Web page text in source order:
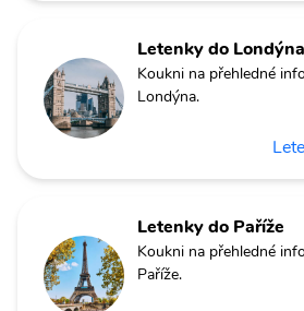
Letenky do Londýna
Koukni na přehledné
Londýna.
Letenky do Paříže
Koukni na přehledné
Paříže.